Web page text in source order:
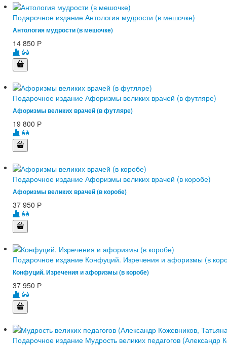
Подарочное издание Антология мудрости (в мешочке)
Антология мудрости (в мешочке)
14 850 Р
Подарочное издание Афоризмы великих врачей (в футляре)
Афоризмы великих врачей (в футляре)
19 800 Р
Подарочное издание Афоризмы великих врачей (в коробе)
Афоризмы великих врачей (в коробе)
37 950 Р
Подарочное издание Конфуций. Изречения и афоризмы (в
Конфуций. Изречения и афоризмы (в коробе)
37 950 Р
Подарочное издание Мудрость великих педагогов (Александр